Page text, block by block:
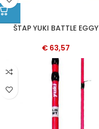
ŠTAP YUKI BATTLE EGGY
€ 63,57